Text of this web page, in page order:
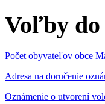
Voľby do
Počet obyvateľov obce
Adresa na doručenie
Oznámenie o utvorení